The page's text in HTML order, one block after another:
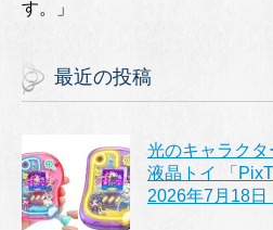
す。」
最近の投稿
光のキャラク
液晶トイ 「
2026年7月18日